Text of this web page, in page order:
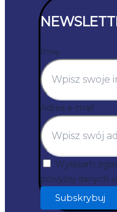
Imię
Adres e-mail
Wyrażam
powyżej danych
Subskrybuj